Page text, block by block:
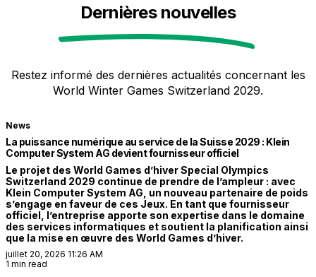
Dernières nouvelles
Restez informé des dernières actualités concernant les
World Winter Games Switzerland 2029.
News
La puissance numérique au service de la Suisse 2029 : Klein
Computer System AG devient fournisseur officiel
Le projet des World Games d’hiver Special Olympics
Switzerland 2029 continue de prendre de l’ampleur : avec
Klein Computer System AG, un nouveau partenaire de poids
s’engage en faveur de ces Jeux. En tant que fournisseur
officiel, l’entreprise apporte son expertise dans le domaine
des services informatiques et soutient la planification ainsi
que la mise en œuvre des World Games d’hiver.
juillet 20, 2026 11:26 AM
1 min read